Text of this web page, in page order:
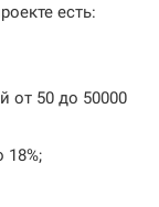
есть:
от 50 до 50000